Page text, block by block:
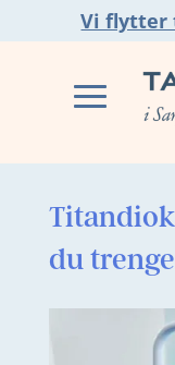
Vi flytter
du